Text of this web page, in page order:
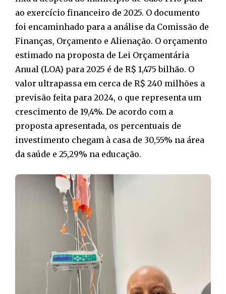
ao exercício financeiro de 2025. O documento
foi encaminhado para a análise da Comissão de
Finanças, Orçamento e Alienação. O orçamento
estimado na proposta de Lei Orçamentária
Anual (LOA) para 2025 é de R$ 1,475 bilhão. O
valor ultrapassa em cerca de R$ 240 milhões a
previsão feita para 2024, o que representa um
crescimento de 19,4%. De acordo com a
proposta apresentada, os percentuais de
investimento chegam à casa de 30,55% na área
da saúde e 25,29% na educação.